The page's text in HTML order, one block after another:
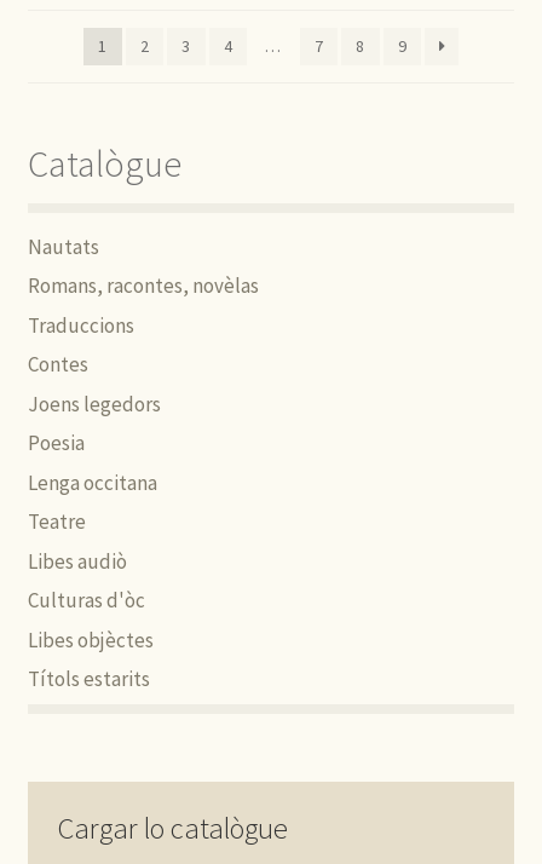
1 2 3 4 … 7 8 9
Catalògue
Nautats
Romans, racontes, novèlas
Traduccions
Contes
Joens legedors
Poesia
Lenga occitana
Teatre
Libes audiò
Culturas d'òc
Libes objèctes
Títols estarits
Cargar lo catalògue